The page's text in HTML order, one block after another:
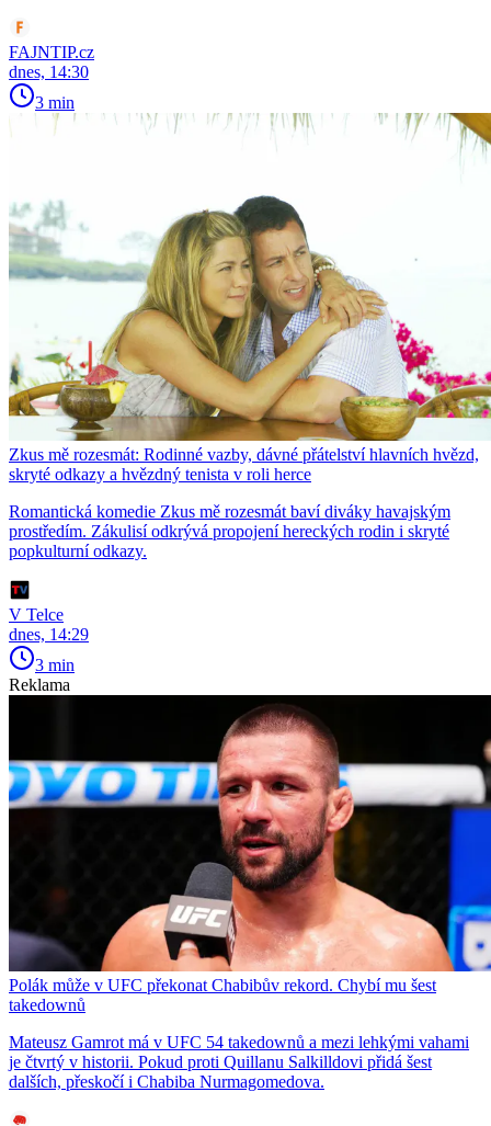
FAJNTIP.cz
dnes, 14:30
3 min
Zkus mě rozesmát: Rodinné vazby, dávné přátelství hlavních hvězd,
skryté odkazy a hvězdný tenista v roli herce
Romantická komedie Zkus mě rozesmát baví diváky havajským
prostředím. Zákulisí odkrývá propojení hereckých rodin i skryté
popkulturní odkazy.
V Telce
dnes, 14:29
3 min
Reklama
Polák může v UFC překonat Chabibův rekord. Chybí mu šest
takedownů
Mateusz Gamrot má v UFC 54 takedownů a mezi lehkými vahami
je čtvrtý v historii. Pokud proti Quillanu Salkilldovi přidá šest
dalších, přeskočí i Chabiba Nurmagomedova.